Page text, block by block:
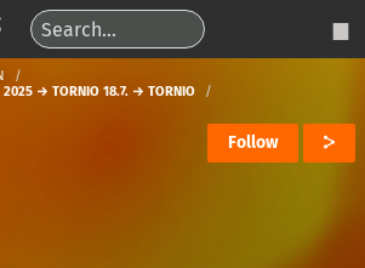
2025 → TORNIO 18.7. → TORNIO
Follow